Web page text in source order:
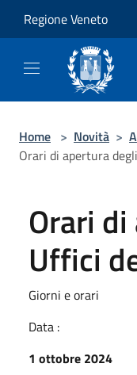
Regione Veneto
Home > Novità >
Orari di apertura
Orari
Uffici
Giorni e orari
Data :
1 ottobre 2024